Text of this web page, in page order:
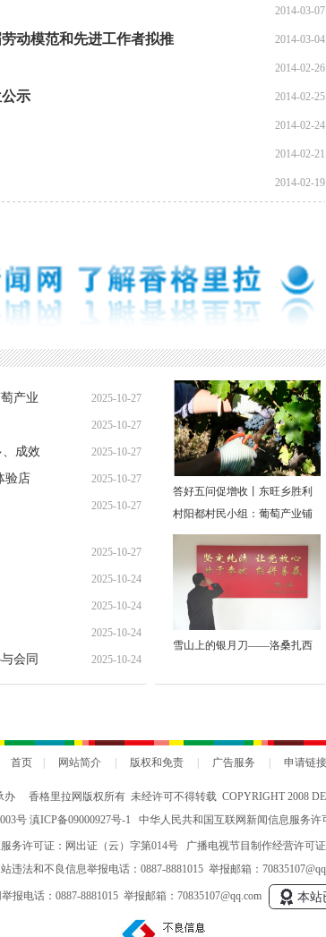
2014-03-07
动模范和先进工作者拟推
2014-03-04
2014-02-26
示 2014-02-25
2014-02-24
2014-02-21
2014-02-19
产业
2025-10-27
2025-10-27
、成效
2025-10-27
验店 2025-10-27
2025-10-27
2025-10-27
2025-10-24
2025-10-24
2025-10-24
会同
2025-10-24
答好五问促增收丨东旺乡胜利
村阳都村民小组：葡萄产业铺
就“甜蜜”增收路
雪山上的银月刀——洛桑扎西